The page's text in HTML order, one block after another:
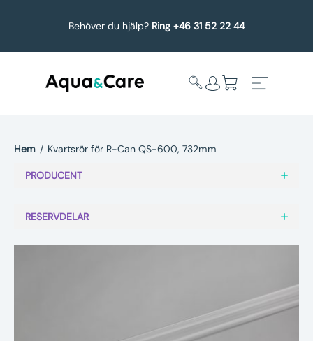
Behöver du hjälp? Ring +46 31 52 22 44
undermeny
Service
Nyheter
Hem / Kvartsrör för R-Can QS-600, 732mm
PRODUCENT
RESERVDELAR